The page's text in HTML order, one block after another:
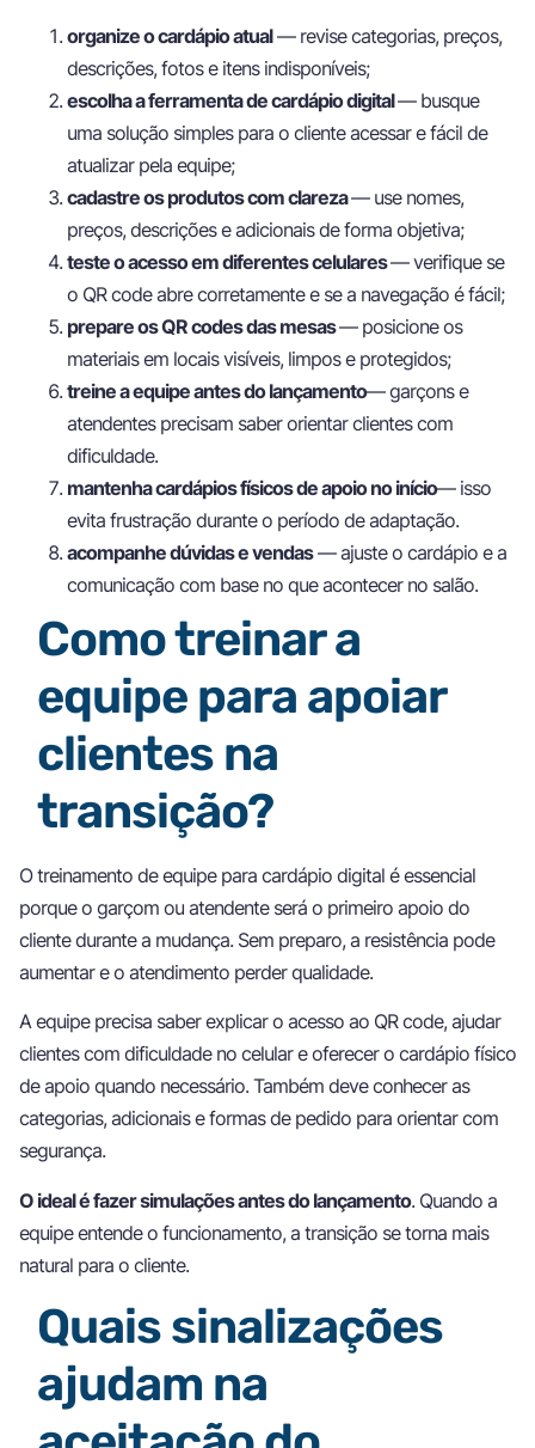
organize o cardápio atual— revise categorias, preços,
descrições, fotos e itens indisponíveis;
escolha a ferramenta de cardápio digital— busque
uma solução simples para o cliente acessar e fácil de
atualizar pela equipe;
cadastre os produtos com clareza— use nomes,
preços, descrições e adicionais de forma objetiva;
teste o acesso em diferentes celulares— verifique se
o QR code abre corretamente e se a navegação é fácil;
prepare os QR codes das mesas— posicione os
materiais em locais visíveis, limpos e protegidos;
treine a equipe antes do lançamento— garçons e
atendentes precisam saber orientar clientes com
dificuldade.
mantenha cardápios físicos de apoio no início— isso
evita frustração durante o período de adaptação.
acompanhe dúvidas e vendas— ajuste o cardápio e a
comunicação com base no que acontecer no salão.
Como treinar a
equipe para apoiar
clientes na
transição?
O treinamento de equipe para cardápio digital é essencial
porque o garçom ou atendente será o primeiro apoio do
cliente durante a mudança. Sem preparo, a resistência pode
aumentar e o atendimento perder qualidade.
A equipe precisa saber explicar o acesso ao QR code, ajudar
clientes com dificuldade no celular e oferecer o cardápio físico
de apoio quando necessário. Também deve conhecer as
categorias, adicionais e formas de pedido para orientar com
segurança.
O ideal é fazer simulações antes do lançamento. Quando a
equipe entende o funcionamento, a transição se torna mais
natural para o cliente.
Quais sinalizações
ajudam na